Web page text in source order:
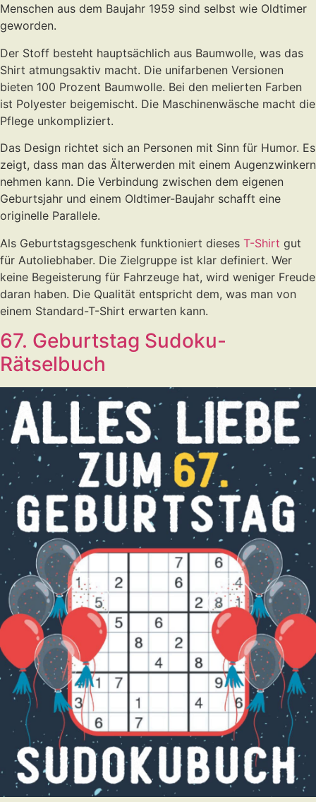
Menschen aus dem Baujahr 1959 sind selbst wie Oldtimer
geworden.
Der Stoff besteht hauptsächlich aus Baumwolle, was das
Shirt atmungsaktiv macht. Die unifarbenen Versionen
bieten 100 Prozent Baumwolle. Bei den melierten Farben
ist Polyester beigemischt. Die Maschinenwäsche macht die
Pflege unkompliziert.
Das Design richtet sich an Personen mit Sinn für Humor. Es
zeigt, dass man das Älterwerden mit einem Augenzwinkern
nehmen kann. Die Verbindung zwischen dem eigenen
Geburtsjahr und einem Oldtimer-Baujahr schafft eine
originelle Parallele.
Als Geburtstagsgeschenk funktioniert dieses T-Shirt gut
für Autoliebhaber. Die Zielgruppe ist klar definiert. Wer
keine Begeisterung für Fahrzeuge hat, wird weniger Freude
daran haben. Die Qualität entspricht dem, was man von
einem Standard-T-Shirt erwarten kann.
67. Geburtstag Sudoku-
Rätselbuch